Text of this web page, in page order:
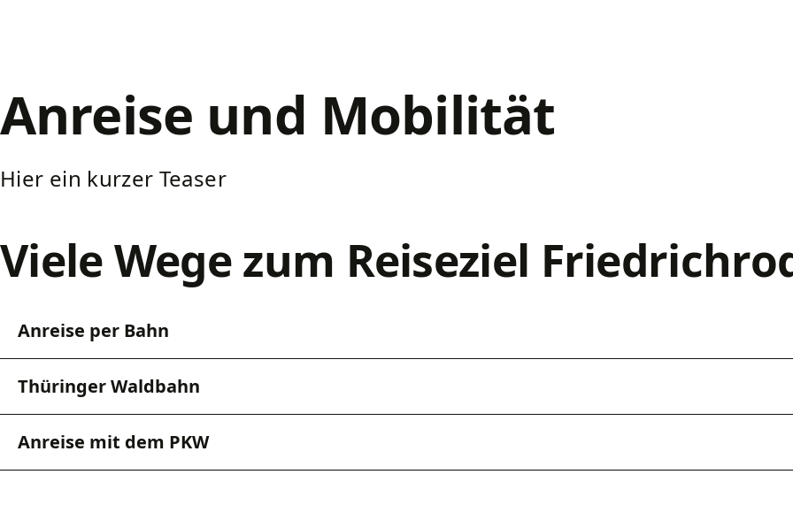
Anreise und Mobilität
Hier ein kurzer Teaser
Viele Wege zum Reiseziel
Anreise per Bahn
Thüringer Waldbahn
Anreise mit dem PKW